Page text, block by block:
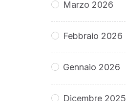
Marzo 2026
Febbraio 2026
Gennaio 2026
Dicembre 2025